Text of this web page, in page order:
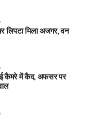
लिपटा मिला अजगर, वन
कैमरे में कैद, अफसर पर